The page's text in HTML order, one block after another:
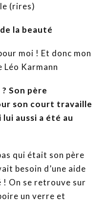
(rires)
la beauté
moi ! Et donc mon
Léo Karmann
Son père
son court travaille
aussi a été au
qui était son père
besoin d’une aide
! On se retrouve sur
un verre et